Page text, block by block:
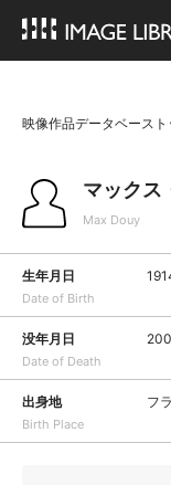
映像作品データベースト
マックス
Max Douy
生年月日
Date of Birth
没年月日
Date of Death
出身地
Birth Place
フ